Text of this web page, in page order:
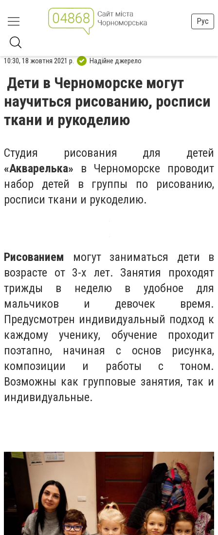
Рус
10:30, 18 жовтня 2021 р. Надійне джерело
Дети в Черноморске могут
научиться рисованию, росписи
ткани и рукоделию
Студия рисования для детей
«Акварелька» в Черноморске проводит
набор детей в группы по рисованию,
росписи ткани и рукоделию.
Рисованием могут заниматься дети в
возрасте от 3-х лет. Занятия проходят
трижды в неделю в удобное для
мальчиков и девочек время.
Предусмотрен индивидуальный подход к
каждому ученику, обучение проходит
поэтапно, начиная с основ рисунка,
композиции и работы с тоном.
Возможны как групповые занятия, так и
индивидуальные.